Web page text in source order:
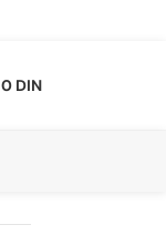
0 DIN